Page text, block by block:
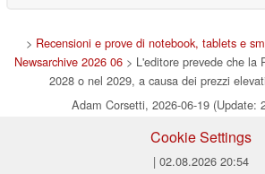
> Recensioni e prove di notebook, tablets e
Newsarchive 2026 06> L'editore prevede che la
2028 o nel 2029, a causa dei prezzi
Adam Corsetti, 2026-06-19 (Update:
Cookie Settings
| 02.08.2026 20:54